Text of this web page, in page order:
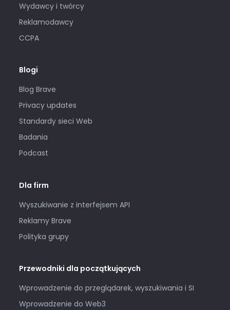
Wydawcy i twórcy
Reklamodawcy
CCPA
Blogi
Blog Brave
Privacy updates
Standardy sieci Web
Badania
Podcast
Dla firm
Wyszukiwanie z interfejsem API
Reklamy Brave
Polityka grupy
Przewodniki dla początkujących
Wprowadzenie do przeglądarek, wyszukiwania i SI
Wprowadzenie do Web3